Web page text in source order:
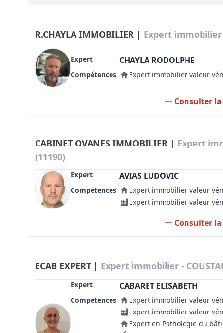
Règles d’urbanisme
Pathologies des bâtiments
Lecture et compréhension d’un Plan
R.CHAYLA IMMOBILIER | Expert immobilier
Expert CHAYLA RODOLPHE
Compétences Expert immobilier valeur
Consulter
CABINET OVANES IMMOBILIER | Expert
(11190)
Expert AVIAS LUDOVIC
Compétences
Expert immobilier valeur
Expert immobilier valeur
Consulter
ECAB EXPERT | Expert immobilier -
Expert CABARET ELISABETH
Compétences
Expert immobilier valeur
Expert immobilier valeur
Expert en Pathologie du